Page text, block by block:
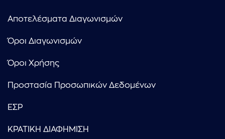
Αποτελέσματα Διαγωνισμών
Όροι Διαγωνισμών
Όροι Χρήσης
Προστασία Προσωπικών Δεδομένων
ΕΣΡ
ΚΡΑΤΙΚΗ ΔΙΑΦΗΜΙΣΗ